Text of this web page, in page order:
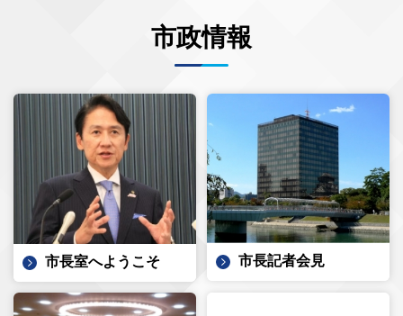
市政情報
市長室へようこそ 市長記者会見